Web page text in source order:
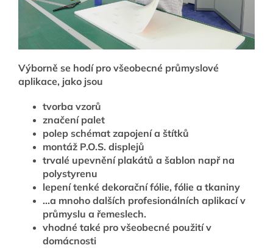
Výborně se hodí pro všeobecné průmyslové
aplikace, jako jsou
tvorba vzorů
značení palet
polep schémat zapojení a štítků
montáž P.O.S. displejů
trvalé upevnění plakátů a šablon např na
polystyrenu
lepení tenké dekorační fólie, fólie a tkaniny
...a mnoho dalších profesionálních aplikací v
průmyslu a řemeslech.
vhodné také pro všeobecné použití v
domácnosti